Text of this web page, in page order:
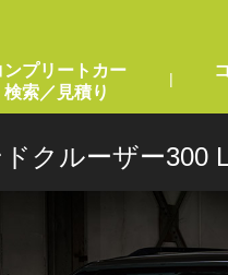
ンプリートカー
検索／見積り
|
クルーザー300